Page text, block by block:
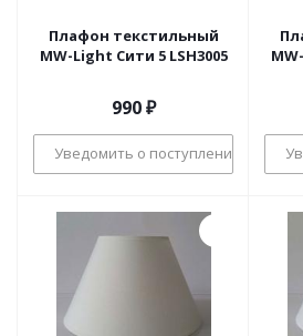
Плафон текстильный
MW-Light Сити 5 LSH3005
990₽
Уведомить о поступлении